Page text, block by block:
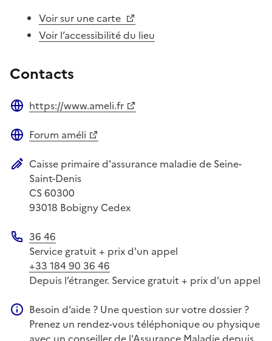
Voir sur une carte
Voir l’accessibilité du lieu
Contacts
https://www.ameli.fr
Forum améli
Adresse postale
Caisse primaire d'assurance maladie de Seine-
Saint-Denis
CS 60300
93018 Bobigny Cedex
Téléphone
36 46
Service gratuit + prix d'un appel
+33 184 90 36 46
Depuis l’étranger. Service gratuit + prix d’un appel
Information complémentaire
Besoin d’aide ? Une question sur votre dossier ?
Prenez un rendez-vous téléphonique ou physique